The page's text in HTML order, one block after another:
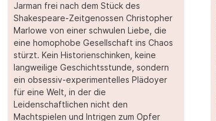
Jarman frei nach dem Stück des
Shakespeare-Zeitgenossen Christopher
Marlowe von einer schwulen Liebe, die
eine homophobe Gesellschaft ins Chaos
stürzt. Kein Historienschinken, keine
langweilige Geschichtsstunde, sondern
ein obsessiv-experimentelles Plädoyer
für eine Welt, in der die
Leidenschaftlichen nicht den
Machtspielen und Intrigen zum Opfer